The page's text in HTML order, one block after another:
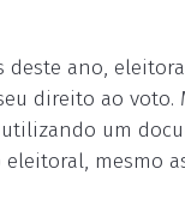
ano,
direito ao voto.
um
mesmo